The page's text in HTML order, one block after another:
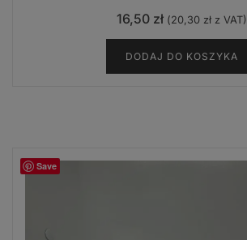
16,50 zł (20,30 złz VAT)
DODAJ DO KOSZYKA
Save